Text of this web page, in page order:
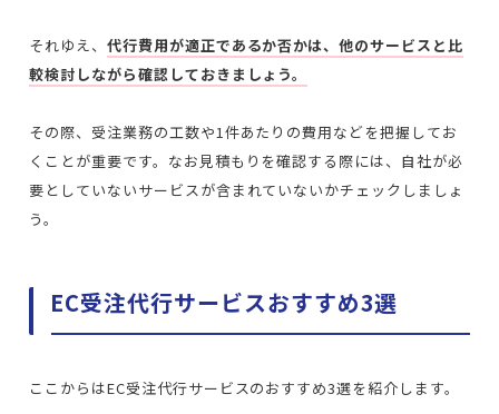
それゆえ、 代行費用が適正であるか否かは、他のサービスと比
較検討しながら確認しておきましょう。
その際、受注業務の工数や1件あたりの費用などを把握してお
くことが重要です。なお見積もりを確認する際には、自社が必
要としていないサービスが含まれていないかチェックしましょ
う。
EC受注代行サービスおすすめ3選
ここからはEC受注代行サービスのおすすめ3選を紹介します。